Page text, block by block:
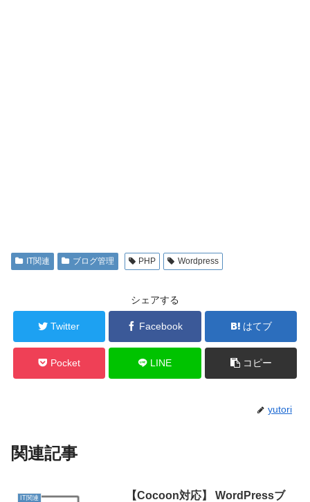
IT関連 ブログ管理 PHP Wordpress
シェアする
Twitter Facebook はてブ
Pocket LINE コピー
yutori
関連記事
IT関連
【Cocoon対応】 WordPressブ